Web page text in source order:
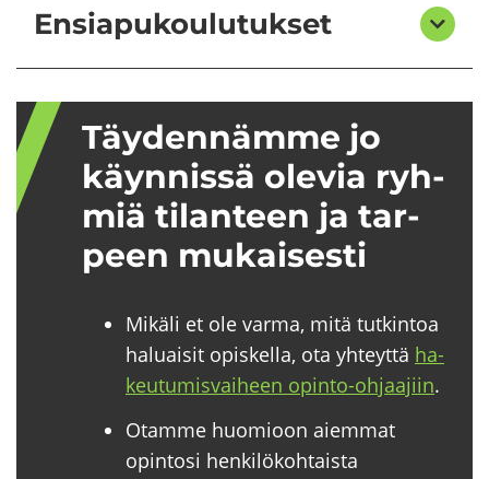
Ensiapukoulutukset
Täy­den­näm­me jo
käyn­nis­sä ole­via ryh­
miä ti­lan­teen ja tar­
peen mu­kai­ses­ti
Mikäli et ole varma, mitä tutkintoa
haluaisit opiskella, ota yhteyttä ha­
keu­tu­mis­vai­heen opinto-​ohjaajiin.
Otamme huomioon aiemmat
opintosi henkilökohtaista